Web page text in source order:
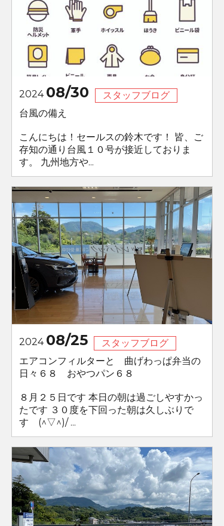
2024 08/30
スタッフブログ
台風の備え
こんにちは！セールスの鈴木です！ 皆、ご
存知の通り台風１０号が接近しておりま
す。 九州地方や...
2024 08/25
スタッフブログ
エアコンフィルターと 曲げわっぱ弁当の
日々６８ おやつパン６８
８月２５日です 本日の朝は過ごしやすかっ
たです ３０度を下回った朝は久しぶりで
す (^▽^)/ ...